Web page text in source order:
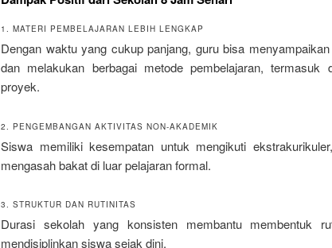
1. MATERI PEMBELAJARAN LEBIH LENGKAP
Dengan waktu yang cukup panjang, guru bisa
dan melakukan berbagai metode pembelajaran, termasuk
proyek.
2. PENGEMBANGAN AKTIVITAS NON-AKADEMIK
Siswa memiliki kesempatan untuk mengikuti
mengasah bakat di luar pelajaran formal.
3. STRUKTUR DAN RUTINITAS
Durasi sekolah yang konsisten membantu membentuk
mendisiplinkan siswa sejak dini.